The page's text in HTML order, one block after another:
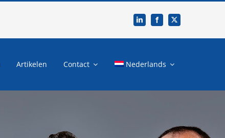
Artikelen Contact Nederlands